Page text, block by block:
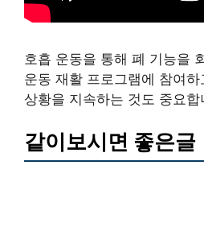
호흡 운동을 통해 폐 기능을
운동 재활 프로그램에 참여
상황을 지속하는 것도 중요합
같이보시면 좋은글